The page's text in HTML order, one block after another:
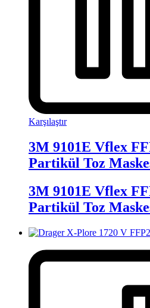
Karşılaştır
3M 9101E Vflex
Partikül Toz
3M 9101E Vflex
Partikül Toz